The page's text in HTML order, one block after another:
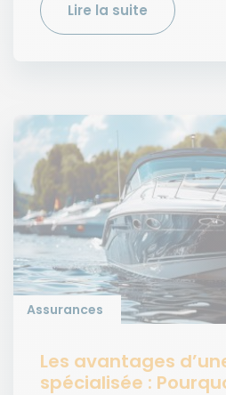
Lire la suite
Assurances
Les avantages
spécialisée :